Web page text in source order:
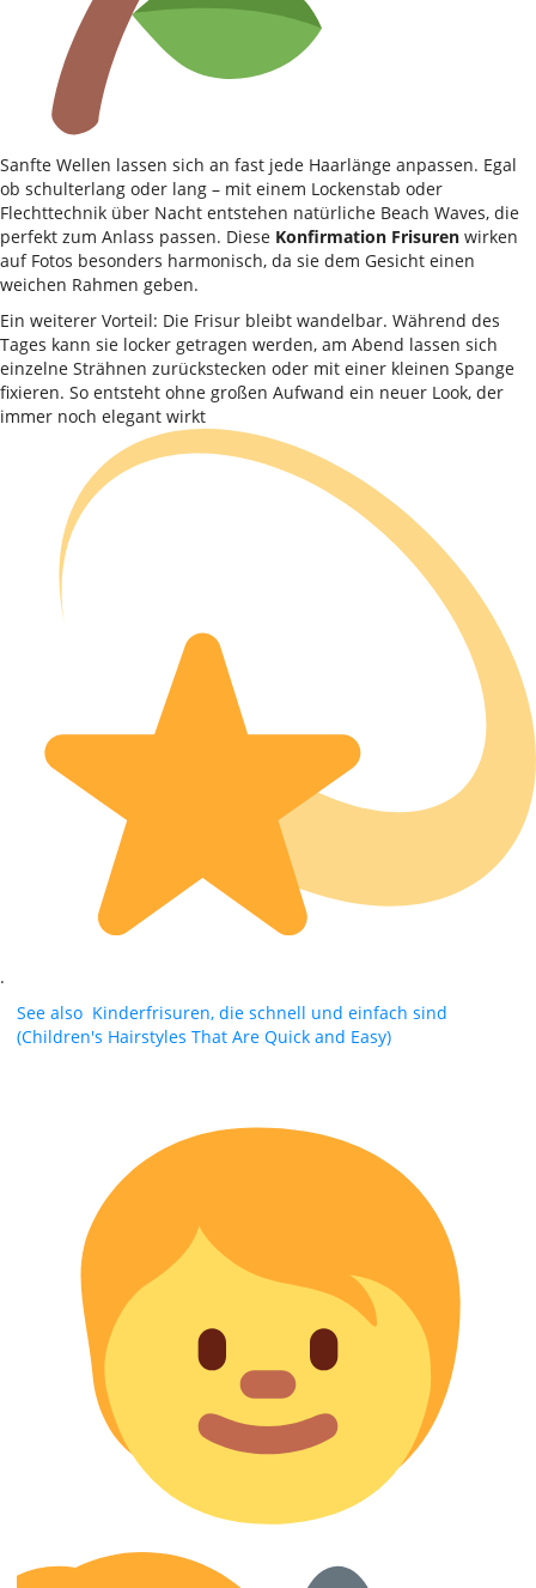
Sanfte Wellen lassen sich an fast jede Haarlänge anpassen. Egal
ob schulterlang oder lang – mit einem Lockenstab oder
Flechttechnik über Nacht entstehen natürliche Beach Waves, die
perfekt zum Anlass passen. Diese Konfirmation Frisuren wirken
auf Fotos besonders harmonisch, da sie dem Gesicht einen
weichen Rahmen geben.
Ein weiterer Vorteil: Die Frisur bleibt wandelbar. Während des
Tages kann sie locker getragen werden, am Abend lassen sich
einzelne Strähnen zurückstecken oder mit einer kleinen Spange
fixieren. So entsteht ohne großen Aufwand ein neuer Look, der
immer noch elegant wirkt
.
See also Kinderfrisuren, die schnell und einfach sind
(Children's Hairstyles That Are Quick and Easy)